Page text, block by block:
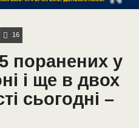
16
поранених у
і ще в двох
сьогодні –